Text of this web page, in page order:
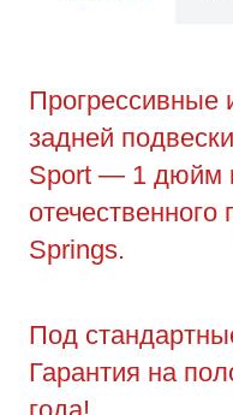
Прогрессивные
задней
Sport — 1 дюйм
Springs.
Под
Гарантия на